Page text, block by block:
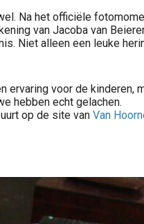
Na het officiële
van Jacoba van
Niet alleen een leuke
voor de kinderen,
hebben echt gelachen.
op de site van Van